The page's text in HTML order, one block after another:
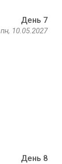
День 7
пн, 10.05.2027
День 8